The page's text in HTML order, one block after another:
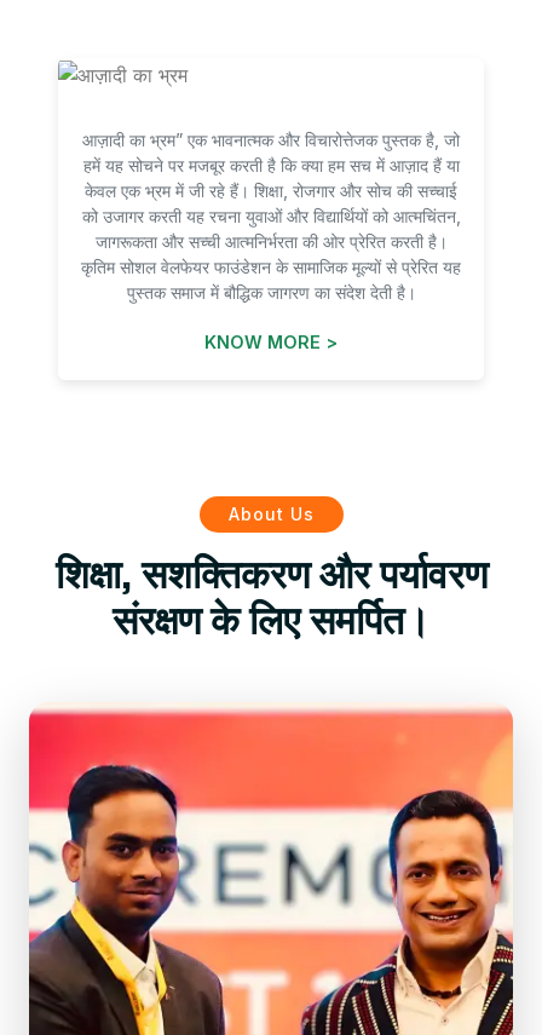
आज़ादी का भ्रम” एक भावनात्मक और विचारोत्तेजक पुस्तक है, जो
हमें यह सोचने पर मजबूर करती है कि क्या हम सच में आज़ाद हैं या
केवल एक भ्रम में जी रहे हैं। शिक्षा, रोजगार और सोच की सच्चाई
को उजागर करती यह रचना युवाओं और विद्यार्थियों को आत्मचिंतन,
जागरूकता और सच्ची आत्मनिर्भरता की ओर प्रेरित करती है।
कृतिम सोशल वेलफेयर फाउंडेशन के सामाजिक मूल्यों से प्रेरित यह
पुस्तक समाज में बौद्धिक जागरण का संदेश देती है।
KNOW MORE >
About Us
शिक्षा, सशक्तिकरण और पर्यावरण
संरक्षण के लिए समर्पित।